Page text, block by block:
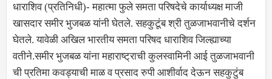
धाराशिव (प्रतिनिधी)- महात्मा फुले समता परिषदेचे कार्याध्यक्ष माजी
खासदार समीर भुजबळ यांनी घेतले. सहकुटूंब श्री तुळजाभवानीचे दर्शन
घेतले. यावेळी अखिल भारतीय समता परिषद धाराशिव जिल्ह्याच्या
वतीने.समीर भुजबळ यांना महाराष्ट्राची कुलस्वामिनी आई तुळजाभवानी
ची प्रतिमा कवड्याची माळ व प्रसाद रुपी आशीर्वाद देऊन सहकुटुंब